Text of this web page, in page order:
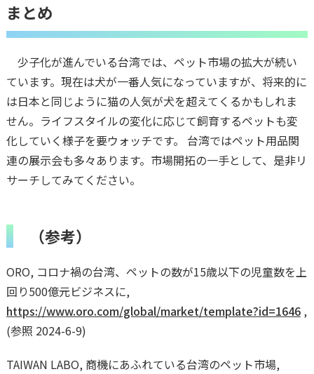
まとめ
少子化が進んでいる台湾では、ペット市場の拡大が続い
ています。現在は犬が一番人気になっていますが、将来的に
は日本と同じように猫の人気が犬を超えてくるかもしれま
せん。ライフスタイルの変化に応じて飼育するペットも変
化していく様子を要ウォッチです。 台湾ではペット用品関
連の展示会も多々あります。市場開拓の一手として、是非リ
サーチしてみてください。
（参考）
ORO, コロナ禍の台湾、ペットの数が15歳以下の児童数を上
回り500億元ビジネスに,
https://www.oro.com/global/market/template?id=1646,
(参照 2024-6-9)
TAIWAN LABO, 商機にあふれている台湾のペット市場,